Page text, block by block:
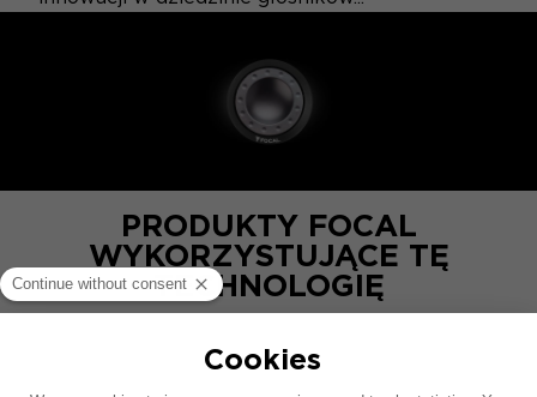
PRODUKTY FOCAL
WYKORZYSTUJĄCE TĘ
TECHNOLOGIĘ